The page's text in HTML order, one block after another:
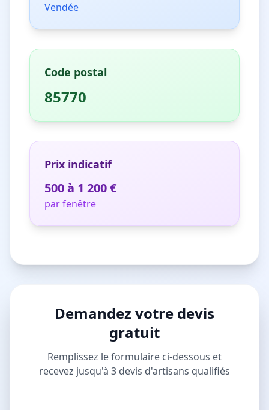
Vendée
Code postal
85770
Prix indicatif
500 à 1 200 €
par fenêtre
Demandez votre devis
gratuit
Remplissez le formulaire ci-dessous et
recevez jusqu'à 3 devis d'artisans qualifiés